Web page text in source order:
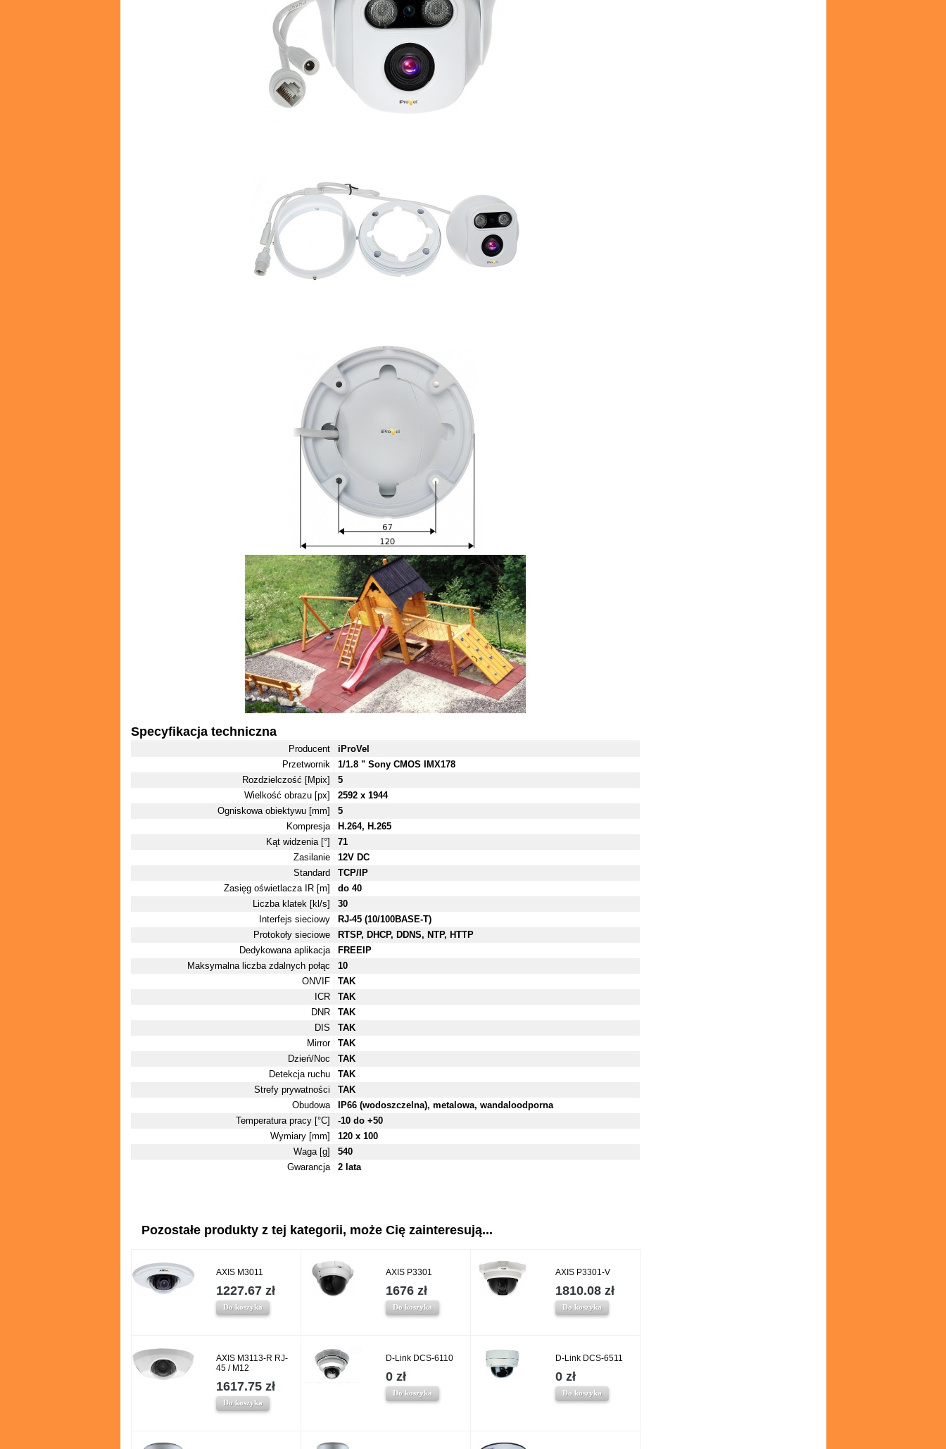
Specyfikacja techniczna
Producent
iProVel
Przetwornik
1/1.8 " Sony CMOS IMX178
Rozdzielczość [Mpix]
5
Wielkość obrazu [px]
2592 x 1944
Ogniskowa obiektywu [mm]
5
Kompresja
H.264, H.265
Kąt widzenia [°]
71
Zasilanie
12V DC
Standard
TCP/IP
Zasięg oświetlacza IR [m]
do 40
Liczba klatek [kl/s]
30
Interfejs sieciowy
RJ-45 (10/100BASE-T)
Protokoły sieciowe
RTSP, DHCP, DDNS, NTP, HTTP
Dedykowana aplikacja
FREEIP
Maksymalna liczba zdalnych połąc
10
ONVIF
TAK
ICR
TAK
DNR
TAK
DIS
TAK
Mirror
TAK
Dzień/Noc
TAK
Detekcja ruchu
TAK
Strefy prywatności
TAK
Obudowa
IP66 (wodoszczelna), metalowa, wandaloodporna
Temperatura pracy [°C]
-10 do +50
Wymiary [mm]
120 x 100
Waga [g]
540
Gwarancja
2 lata
Pozostałe produkty z tej kategorii, może Cię zainteresują...
AXIS M3011
1227.67 zł
Do koszyka
AXIS P3301
1676 zł
Do koszyka
AXIS P3301-V
1810.08 zł
Do koszyka
AXIS M3113-R RJ-
45 / M12
1617.75 zł
Do koszyka
D-Link DCS-6110
0 zł
Do koszyka
D-Link DCS-6511
0 zł
Do koszyka